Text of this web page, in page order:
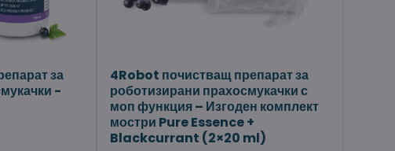
за
-
4Robot почистващ препарат за
роботизирани прахосмукачки с
моп функция – Изгоден комплект
мостри Pure Essence +
Blackcurrant (2×20 ml)